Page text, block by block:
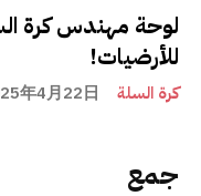
للأرضيات!
كرة السلة 年4月22日
جمع